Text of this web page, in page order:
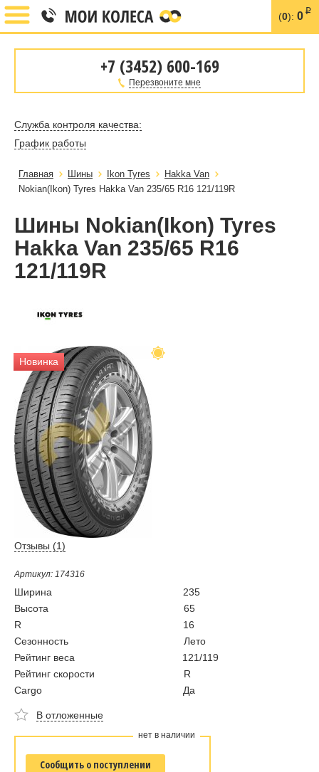
(0): 0 i
+7 (3452) 600-169
Перезвоните мне
Служба контроля качества:
График работы
Главная Шины Ikon Tyres
Hakka Van
Nokian(Ikon) Tyres Hakka Van 235/65 R16 121/119R
Шины Nokian(Ikon) Tyres
Hakka Van 235/65 R16
121/119R
Новинка
Отзывы (1)
Артикул: 174316
Ширина
235
Высота
65
R
16
Сезонность
Лето
Рейтинг веса
121/119
Рейтинг скорости
R
Cargo
Да
В отложенные
нет в наличии
Сообщить о поступлении